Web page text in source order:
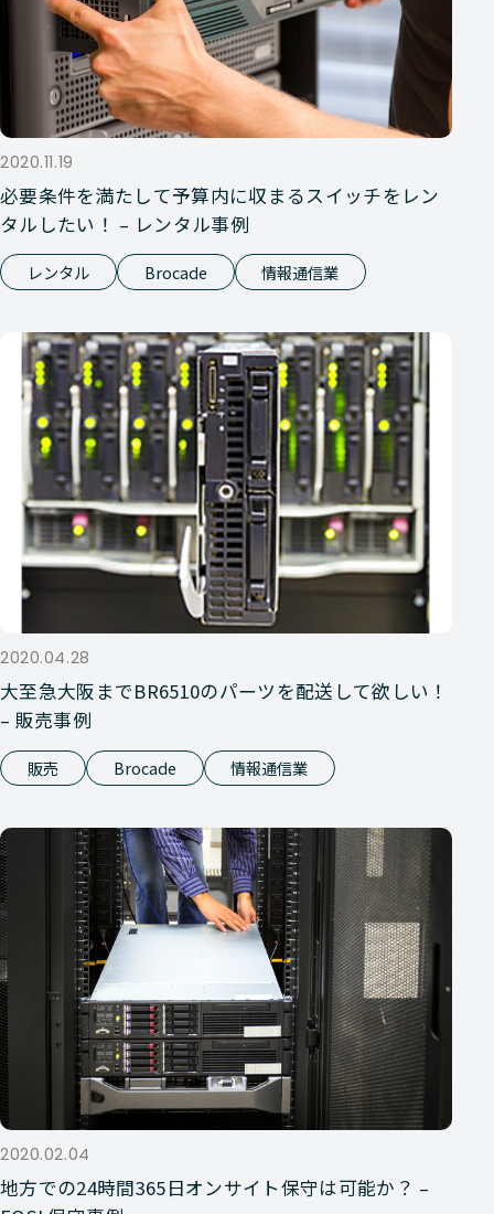
2020.11.19
必要条件を満たして予算内に収まるスイッチをレン
タルしたい！ – レンタル事例
レンタル Brocade 情報通信業
2020.04.28
大至急大阪までBR6510のパーツを配送して欲しい！
– 販売事例
販売 Brocade 情報通信業
2020.02.04
地方での24時間365日オンサイト保守は可能か？ –